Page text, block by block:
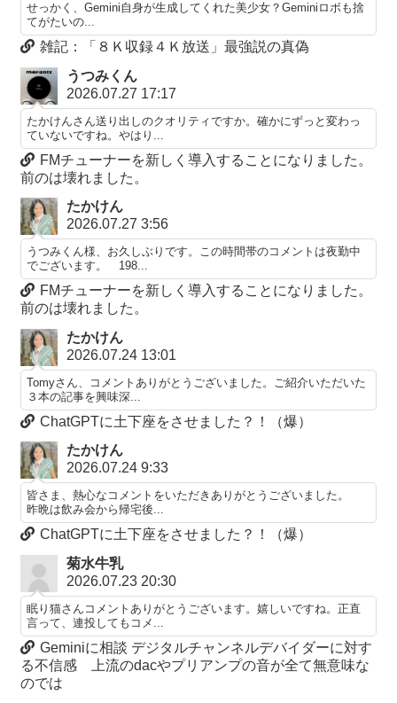
せっかく、Gemini自身が生成してくれた美少女？Geminiロボも捨
てがたいの...
雑記：「８Ｋ収録４Ｋ放送」最強説の真偽
うつみくん
2026.07.27 17:17
たかけんさん送り出しのクオリティですか。確かにずっと変わっ
ていないですね。やはり...
FMチューナーを新しく導入することになりました。
前のは壊れました。
たかけん
2026.07.27 3:56
うつみくん様、お久しぶりです。この時間帯のコメントは夜勤中
でございます。 198...
FMチューナーを新しく導入することになりました。
前のは壊れました。
たかけん
2026.07.24 13:01
Tomyさん、コメントありがとうございました。ご紹介いただいた
３本の記事を興味深...
ChatGPTに土下座をさせました？！（爆）
たかけん
2026.07.24 9:33
皆さま、熱心なコメントをいただきありがとうございました。
昨晩は飲み会から帰宅後...
ChatGPTに土下座をさせました？！（爆）
菊水牛乳
2026.07.23 20:30
眠り猫さんコメントありがとうございます。嬉しいですね。正直
言って、連投してもコメ...
Geminiに相談 デジタルチャンネルデバイダーに対す
る不信感 上流のdacやプリアンプの音が全て無意味な
のでは